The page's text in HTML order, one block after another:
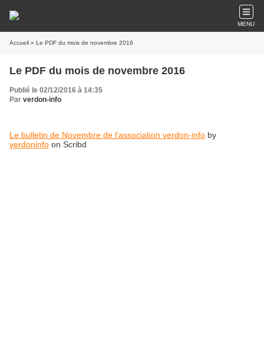
MENU
Accueil » Le PDF du mois de novembre 2016
Le PDF du mois de novembre 2016
Publié le 02/12/2016 à 14:35
Par verdon-info
Le bulletin de Novembre de l'association verdon-info by
verdoninfo on Scribd